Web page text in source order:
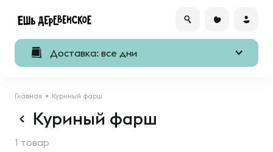
Доставка: все дни
Главная Куриный фарш
Куриный фарш
1 товар